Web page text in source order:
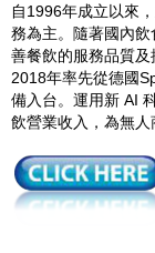
自1996年成立以來
務為主。隨著國內
善餐飲的服務品質及
2018年率先從德國
備入台。運用新 AI
飲營業收入，為無